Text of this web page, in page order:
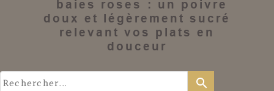
baies roses : un poivre
doux et légèrement sucré
relevant vos plats en
douceur
search